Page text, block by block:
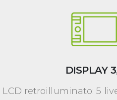
DISPLAY
LCD retroilluminato: 5